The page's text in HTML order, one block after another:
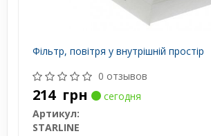
Фільтр, повітря у внутрішній простір
0 отзывов
214 грн
сегодня
Артикул:
STARLINE